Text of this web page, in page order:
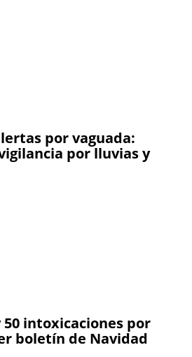
por vaguada:
por lluvias y
intoxicaciones por
boletín de Navidad